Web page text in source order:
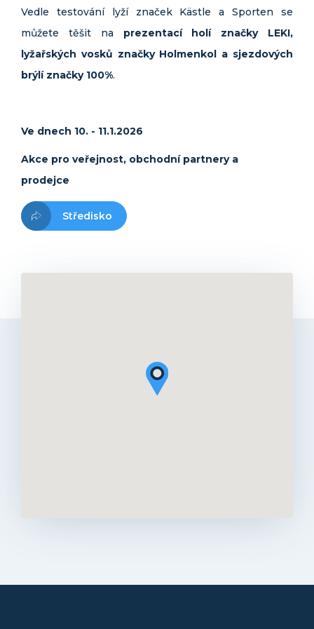
Vedle testování lyží značek Kästle a Sporten se
můžete těšit na prezentací holí značky LEKI,
lyžařských vosků značky Holmenkol a sjezdových
brýlí značky 100%.
Ve dnech 10. - 11.1.2026
Akce pro veřejnost, obchodní partnery a
prodejce
Středisko